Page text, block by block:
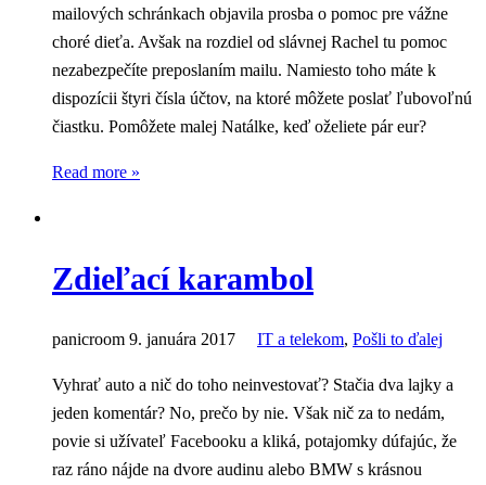
mailových schránkach objavila prosba o pomoc pre vážne
choré dieťa. Avšak na rozdiel od slávnej Rachel tu pomoc
nezabezpečíte preposlaním mailu. Namiesto toho máte k
dispozícii štyri čísla účtov, na ktoré môžete poslať ľubovoľnú
čiastku. Pomôžete malej Natálke, keď oželiete pár eur?
Read more »
Zdieľací karambol
panicroom 9. januára 2017 IT a telekom, Pošli to ďalej
Vyhrať auto a nič do toho neinvestovať? Stačia dva lajky a
jeden komentár? No, prečo by nie. Však nič za to nedám,
povie si užívateľ Facebooku a kliká, potajomky dúfajúc, že
raz ráno nájde na dvore audinu alebo BMW s krásnou